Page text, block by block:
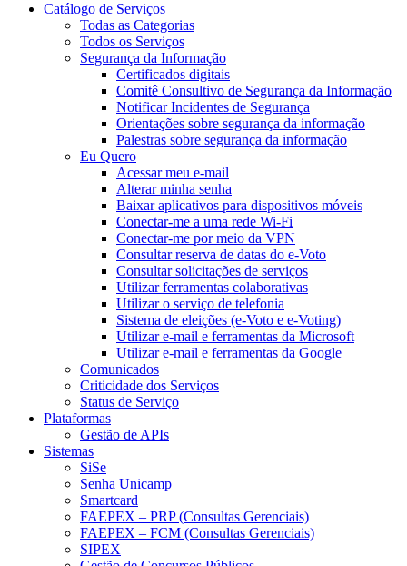
Catálogo de Serviços
Todas as Categorias
Todos os Serviços
Segurança da Informação
Certificados digitais
Comitê Consultivo de Segurança da Informação
Notificar Incidentes de Segurança
Orientações sobre segurança da informação
Palestras sobre segurança da informação
Eu Quero
Acessar meu e-mail
Alterar minha senha
Baixar aplicativos para dispositivos móveis
Conectar-me a uma rede Wi-Fi
Conectar-me por meio da VPN
Consultar reserva de datas do e-Voto
Consultar solicitações de serviços
Utilizar ferramentas colaborativas
Utilizar o serviço de telefonia
Sistema de eleições (e-Voto e e-Voting)
Utilizar e-mail e ferramentas da Microsoft
Utilizar e-mail e ferramentas da Google
Comunicados
Criticidade dos Serviços
Status de Serviço
Plataformas
Gestão de APIs
Sistemas
SiSe
Senha Unicamp
Smartcard
FAEPEX – PRP (Consultas Gerenciais)
FAEPEX – FCM (Consultas Gerenciais)
SIPEX